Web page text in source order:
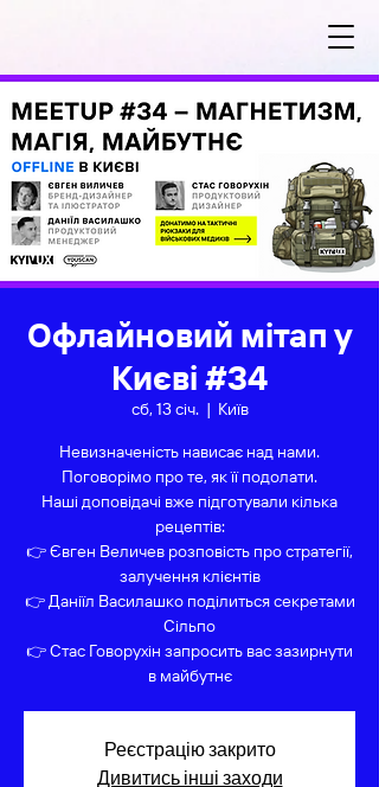
Офлайновий мітап у
Києві #34
сб, 13 січ.
  |
Київ
Невизначеність нависає над нами.
Поговорімо про те, як її подолати.
Наші доповідачі вже підготували кілька
рецептів:
👉 Євген Величев розповість про стратегії,
залучення клієнтів
👉 Даніїл Василашко поділиться секретами
Сільпо
👉 Стас Говорухін запросить вас зазирнути
в майбутнє
Реєстрацію закрито
Дивитись інші заходи